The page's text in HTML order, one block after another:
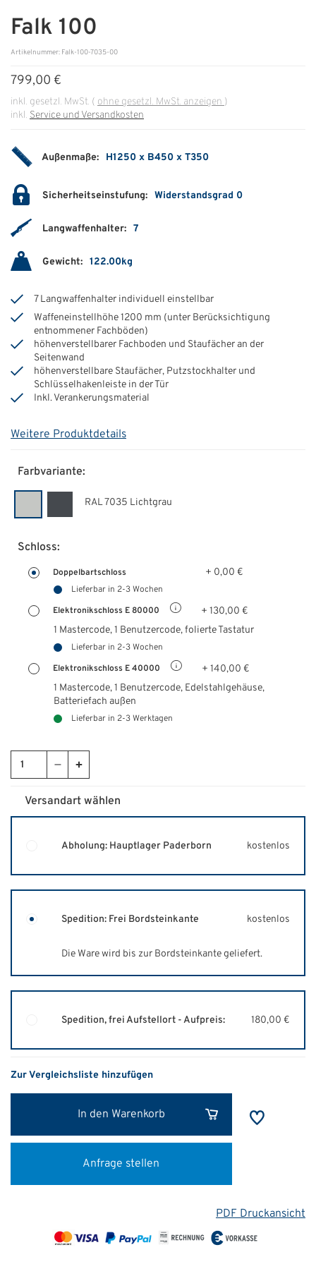
ÜBER UNS
Über uns
Messen & Events
Presse
Karriere
Unternehmen
Partner
Falk 100
Artikelnummer: Falk-100-7035-00
799,00 €
inkl. gesetzl. MwSt. ( ohne gesetzl. MwSt. anzeigen )
inkl. Service und Versandkosten
Außenmaße: H1250 x B450 x T350
Sicherheitseinstufung: Widerstandsgrad 0
Langwaffenhalter: 7
Gewicht: 122.00kg
7 Langwaffenhalter individuell einstellbar
Waffeneinstellhöhe 1200 mm (unter Berücksichtigung
entnommener Fachböden)
höhenverstellbarer Fachboden und Staufächer an der
Seitenwand
höhenverstellbare Staufächer, Putzstockhalter und
Schlüsselhakenleiste in der Tür
Inkl. Verankerungsmaterial
Weitere Produktdetails
Farbvariante:
RAL 7035 Lichtgrau
Schloss:
Doppelbartschloss + 0,00 €
Lieferbar in 2-3 Wochen
Elektronikschloss E 80000
+ 130,00 €
1 Mastercode, 1 Benutzercode, folierte Tastatur
Lieferbar in 2-3 Wochen
Elektronikschloss E 40000
+ 140,00 €
1 Mastercode, 1 Benutzercode, Edelstahlgehäuse,
Batteriefach außen
Lieferbar in 2-3 Werktagen
Versandart wählen
Abholung: Hauptlager Paderborn kostenlos
Spedition: Frei Bordsteinkante kostenlos
Die Ware wird bis zur Bordsteinkante geliefert.
Spedition, frei Aufstellort - Aufpreis: 180,00 €
Zur Vergleichsliste hinzufügen
In den Warenkorb
Anfrage stellen
PDF Druckansicht